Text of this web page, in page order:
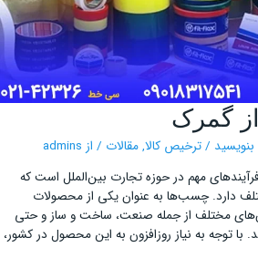
گمرک
/ترخیص کالا ,مقالات/ از admins
مهم در حوزه تجارت بین‌الملل است که
دارد. چسب‌ها به عنوان یکی از محصولات
مختلف از جمله صنعت، ساخت و ساز و حتی
به نیاز روزافزون به این محصول در کشور،